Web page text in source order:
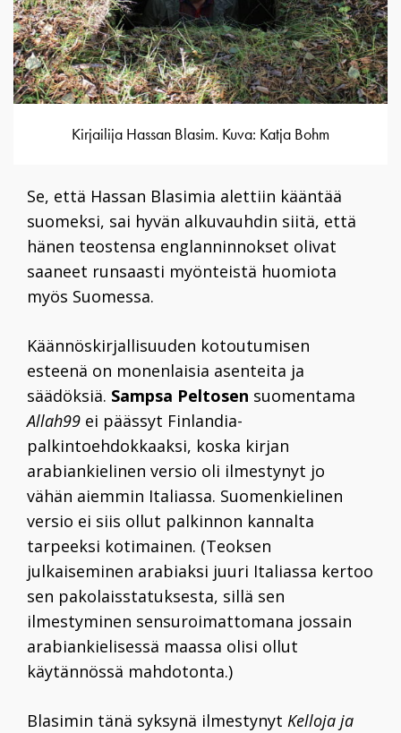
Kirjailija Hassan Blasim. Kuva: Katja Bohm
Se, että Hassan Blasimia alettiin kääntää
suomeksi, sai hyvän alkuvauhdin siitä, että
hänen teostensa englanninnokset olivat
saaneet runsaasti myönteistä huomiota
myös Suomessa.
Käännöskirjallisuuden kotoutumisen
esteenä on monenlaisia asenteita ja
säädöksiä. Sampsa Peltosen suomentama
Allah99 ei päässyt Finlandia-
palkintoehdokkaaksi, koska kirjan
arabiankielinen versio oli ilmestynyt jo
vähän aiemmin Italiassa. Suomenkielinen
versio ei siis ollut palkinnon kannalta
tarpeeksi kotimainen. (Teoksen
julkaiseminen arabiaksi juuri Italiassa kertoo
sen pakolaisstatuksesta, sillä sen
ilmestyminen sensuroimattomana jossain
arabiankielisessä maassa olisi ollut
käytännössä mahdotonta.)
Blasimin tänä syksynä ilmestynyt Kelloja ja